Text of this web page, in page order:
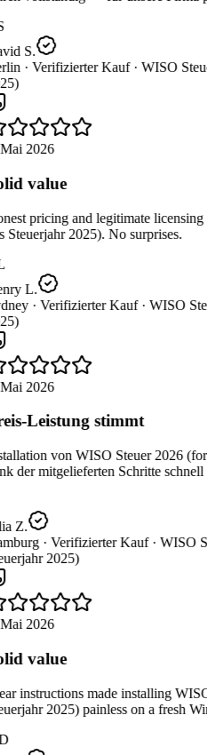
S.
· Verifizierter Kauf · WISO
2026
value
pricing and legitimate
Steuerjahr 2025). No surprises.
L.
· Verifizierter Kauf · WISO
2026
Leistung stimmt
von WISO Steuer 2026 (for
der mitgelieferten Schritte schnell
Z.
· Verifizierter Kauf · WISO
2025)
2026
value
instructions made installing
2025) painless on a fresh